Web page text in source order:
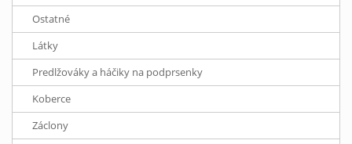
Ostatné
Látky
Predlžováky a háčiky na podprsenky
Koberce
Záclony